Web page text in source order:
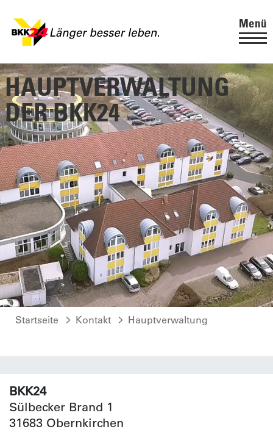
Menü
HAUPTVERWALTUNG
DER BKK24
Startseite Kontakt Hauptverwaltung
BKK24
Sülbecker Brand 1
31683 Obernkirchen